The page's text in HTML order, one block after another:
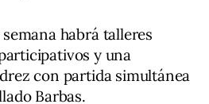
habrá talleres
y una
con partida simultánea
Barbas.